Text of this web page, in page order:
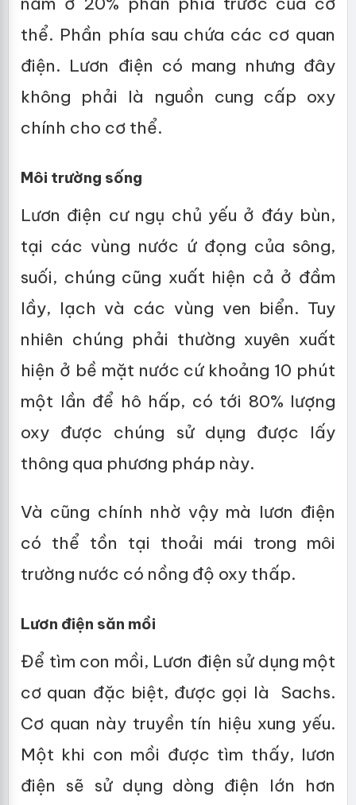
thể. Phần phía sau chứa các cơ quan
điện. Lươn điện có mang nhưng đây
không phải là nguồn cung cấp oxy
chính cho cơ thể.
Môi trường sống
Lươn điện cư ngụ chủ yếu ở đáy bùn,
tại các vùng nước ứ đọng của sông,
suối, chúng cũng xuất hiện cả ở đầm
lầy, lạch và các vùng ven biển. Tuy
nhiên chúng phải thường xuyên xuất
hiện ở bề mặt nước cứ khoảng 10 phút
một lần để hô hấp, có tới 80% lượng
oxy được chúng sử dụng được lấy
thông qua phương pháp này.
Và cũng chính nhờ vậy mà lươn điện
có thể tồn tại thoải mái trong môi
trường nước có nồng độ oxy thấp.
Lươn điện săn mồi
Để tìm con mồi, Lươn điện sử dụng một
cơ quan đặc biệt, được gọi là Sachs.
Cơ quan này truyền tín hiệu xung yếu.
Một khi con mồi được tìm thấy, lươn
điện sẽ sử dụng dòng điện lớn hơn